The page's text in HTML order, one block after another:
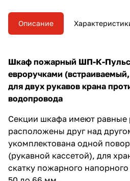
Описание
Шкаф пожарный ШП-К-
евроручками
для двух рукавов крана
водопровода
Секции шкафа имеют равные
расположены друг над
укомплектована одной
(рукавной кассетой), для
скатку пожарного